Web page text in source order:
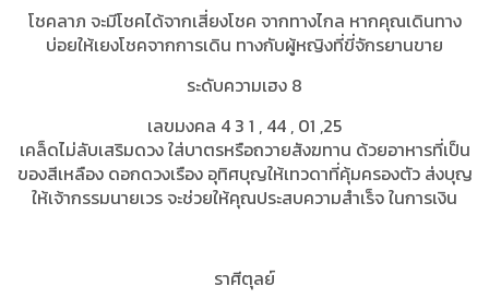
โชคลาภ จะมีโชคได้จากเสี่ยงโชค จากทางไกล หากคุณเดินทาง
บ่อยให้เยงโชคจากการเดิน ทางกับผู้หญิงที่ขี่จักรยานขาย
ระดับความเฮง 8
เลขมงคล 4 3 1 , 44 , 01 ,25
เคล็ดไม่ลับเสริมดวง ใส่บาตรหรือถวายสังฆทาน ด้วยอาหารที่เป็น
ของสีเหลือง ดอกดวงเรือง อุทิศบุญให้เทวดาที่คุ้มครองตัว ส่งบุญ
ให้เจ้ากรรมนายเวร จะช่วยให้คุณประสบความสำเร็จ ในการเงิน
ราศีตุลย์